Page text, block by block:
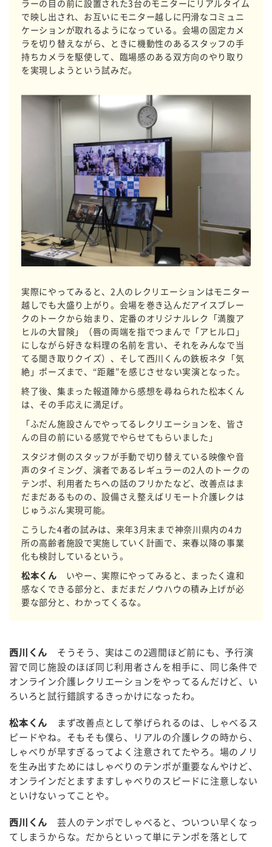
ラーの目の前に設置された3台のモニターにリアルタイム
で映し出され、お互いにモニター越しに円滑なコミュニ
ケーションが取れるようになっている。会場の固定カメ
ラを切り替えながら、ときに機動性のあるスタッフの手
持ちカメラを駆使して、臨場感のある双方向のやり取り
を実現しようという試みだ。
実際にやってみると、2人のレクリエーションはモニター
越しでも大盛り上がり。会場を巻き込んだアイスブレー
クのトークから始まり、定番のオリジナルレク「満腹ア
ヒルの大冒険」（唇の両端を指でつまんで「アヒル口」
にしながら好きな料理の名前を言い、それをみんなで当
てる聞き取りクイズ）、そして西川くんの鉄板ネタ「気
絶」ポーズまで、“距離”を感じさせない実演となった。
終了後、集まった報道陣から感想を尋ねられた松本くん
は、その手応えに満足げ。
「ふだん施設さんでやってるレクリエーションを、皆さ
んの目の前にいる感覚でやらせてもらいました」
スタジオ側のスタッフが手動で切り替えている映像や音
声のタイミング、演者であるレギュラーの2人のトークの
テンポ、利用者たちへの話のフリかたなど、改善点はま
だまだあるものの、設備さえ整えばリモート介護レクは
じゅうぶん実現可能。
こうした4者の試みは、来年3月末まで神奈川県内の4カ
所の高齢者施設で実施していく計画で、来春以降の事業
化も検討しているという。
松本くん いやー、実際にやってみると、まったく違和
感なくできる部分と、まだまだノウハウの積み上げが必
要な部分と、わかってくるな。
西川くん そうそう、実はこの2週間ほど前にも、予行演
習で同じ施設のほぼ同じ利用者さんを相手に、同じ条件で
オンライン介護レクリエーションをやってるんだけど、い
ろいろと試行錯誤するきっかけになったわ。
松本くん まず改善点として挙げられるのは、しゃべるス
ピードやね。そもそも僕ら、リアルの介護レクの時から、
しゃべりが早すぎるってよく注意されてたやろ。場のノリ
を生み出すためにはしゃべりのテンポが重要なんやけど、
オンラインだとますますしゃべりのスピードに注意しない
といけないってことや。
西川くん 芸人のテンポでしゃべると、ついつい早くなっ
てしまうからな。だからといって単にテンポを落として